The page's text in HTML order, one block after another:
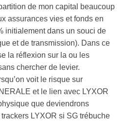
de mon capital beaucoup
assurances vies et fonds en
initialement dans un souci de
et de transmission). Dans ce
la réflexion sur la ou les
chercher de levier.
voit le risque sur
et le lien avec LYXOR
que deviendrons
LYXOR si SG trébuche